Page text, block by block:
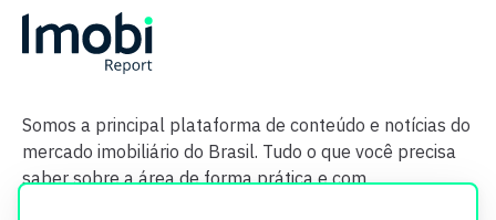
Somos a principal plataforma de conteúdo e notícias do
mercado imobiliário do Brasil. Tudo o que você precisa
saber sobre a área de forma prática e com